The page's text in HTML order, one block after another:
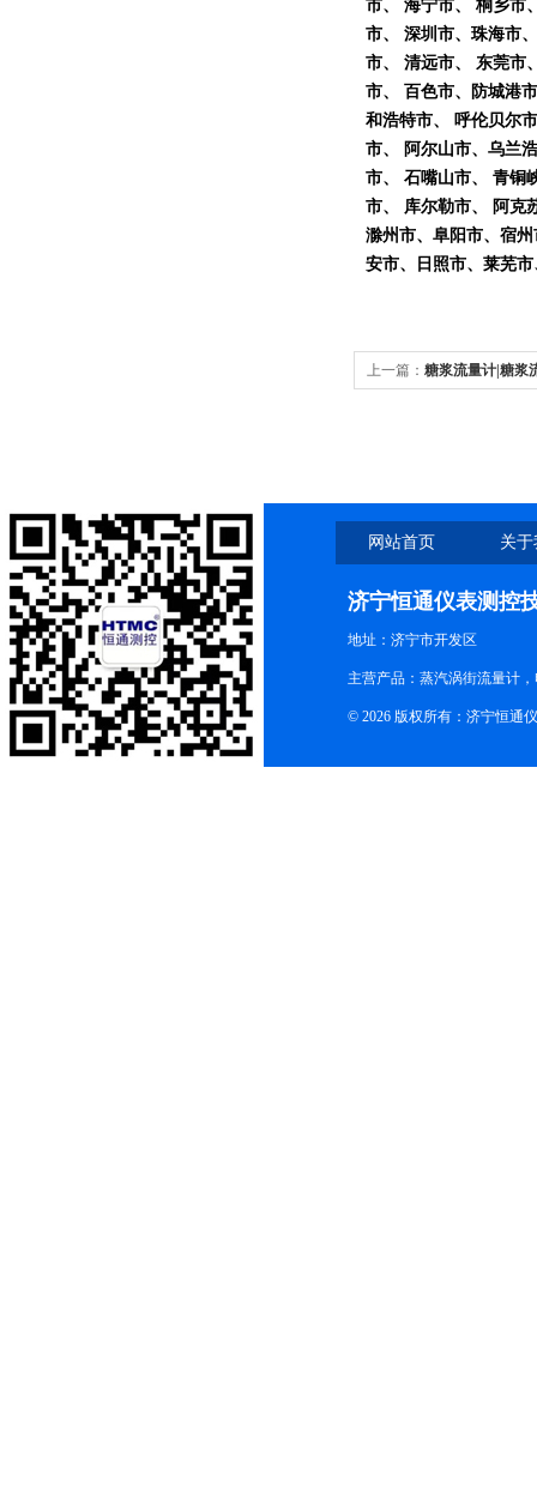
市、 海宁市、 桐乡市
市、 深圳市、珠海市
市、 清远市、 东莞市
市、 百色市、防城港
和浩特市、 呼伦贝尔
市、 阿尔山市、乌兰
市、 石嘴山市、 青铜
市、 库尔勒市、 阿克
滁州市、阜阳市、宿
安市、日照市、莱芜
上一篇： 糖浆流量计|糖浆
网站首页 关
济宁恒通仪表测控
地址：济宁市开发区
主营产品：蒸汽涡街流量计
© 2026 版权所有：济宁恒通